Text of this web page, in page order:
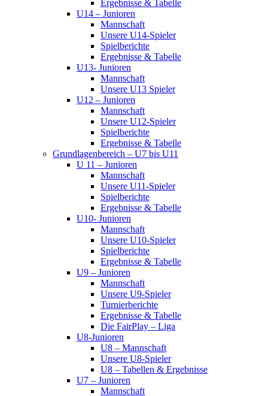
Ergebnisse & Tabelle
U14 – Junioren
Mannschaft
Unsere U14-Spieler
Spielberichte
Ergebnisse & Tabelle
U13- Junioren
Mannschaft
Unsere U13 Spieler
U12 – Junioren
Mannschaft
Unsere U12-Spieler
Spielberichte
Ergebnisse & Tabelle
Grundlagenbereich – U7 bis U11
U 11 – Junioren
Mannschaft
Unsere U11-Spieler
Spielberichte
Ergebnisse & Tabelle
U10- Junioren
Mannschaft
Unsere U10-Spieler
Spielberichte
Ergebnisse & Tabelle
U9 – Junioren
Mannschaft
Unsere U9-Spieler
Turnierberichte
Ergebnisse & Tabelle
Die FairPlay – Liga
U8-Junioren
U8 – Mannschaft
Unsere U8-Spieler
U8 – Tabellen & Ergebnisse
U7 – Junioren
Mannschaft